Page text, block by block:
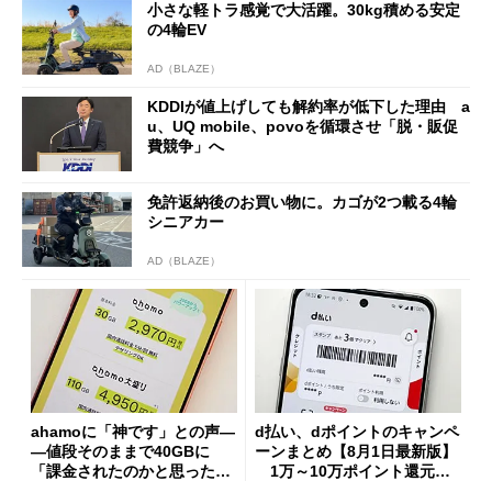
小さな軽トラ感覚で大活躍。30kg積める安定
の4輪EV
AD（BLAZE）
KDDIが値上げしても解約率が低下した理由 a
u、UQ mobile、povoを循環させ「脱・販促
費競争」へ
免許返納後のお買い物に。カゴが2つ載る4輪
シニアカー
AD（BLAZE）
ahamoに「神です」との声―
―値段そのままで40GBに
「課金されたのかと思った」
d払い、dポイントのキャンペ
ーンまとめ【8月1日最新版】
1万～10万ポイント還元の